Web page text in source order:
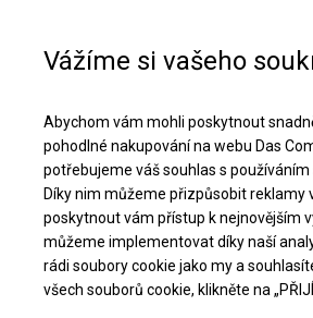
Stáhněte si nabídku PDF
Vážíme si vašeho
Abychom vám mohli poskytnout
pohodlné nakupování na webu Das
potřebujeme váš souhlas s používáním
Díky nim můžeme přizpůsobit reklamy
poskytnout vám přístup k nejnovějším
můžeme implementovat díky naší
rádi soubory cookie jako my a
všech souborů cookie, klikněte na